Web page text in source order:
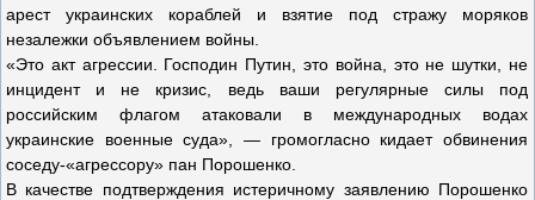
арест украинских кораблей и взятие под стражу моряков
незалежки объявлением войны.
«Это акт агрессии. Господин Путин, это война, это не шутки, не
инцидент и не кризис, ведь ваши регулярные силы под
российским флагом атаковали в международных водах
украинские военные суда», — громогласно кидает обвинения
соседу-«агрессору» пан Порошенко.
В качестве подтверждения истеричному заявлению Порошенко